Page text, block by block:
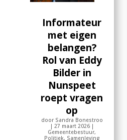
Informateur
met eigen
belangen?
Rol van Eddy
Bilder in
Nunspeet
roept vragen
op
door Sandra Bonestroo
| 27 maart 2026|
Gemeentebestuur,
Politiek, Samenleving